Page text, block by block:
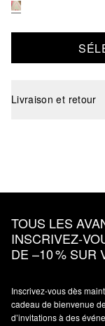
Livraison et retour
TOUS LES
DE –10 % SUR
Inscrivez‑vous dès
cadeau de bienvenue
d’invitations à des